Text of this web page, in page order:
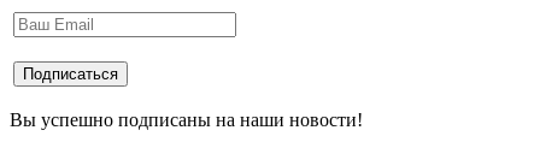
Вы успешно подписаны на наши новости!